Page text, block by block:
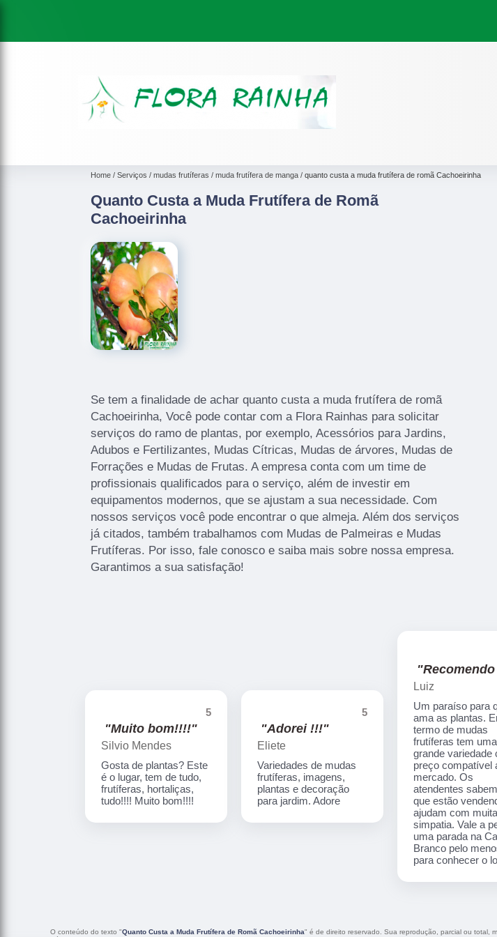
Home Serviços mudas frutíferas muda frutífera de manga quanto custa a muda frutífera de romã Cachoeirinha
Quanto Custa a Muda Frutífera de Romã
Cachoeirinha
Se tem a finalidade de achar quanto custa a muda frutífera de romã
Cachoeirinha, Você pode contar com a Flora Rainhas para solicitar
serviços do ramo de plantas, por exemplo, Acessórios para Jardins,
Adubos e Fertilizantes, Mudas Cítricas, Mudas de árvores, Mudas de
Forrações e Mudas de Frutas. A empresa conta com um time de
profissionais qualificados para o serviço, além de investir em
equipamentos modernos, que se ajustam a sua necessidade. Com
nossos serviços você pode encontrar o que almeja. Além dos serviços
já citados, também trabalhamos com Mudas de Palmeiras e Mudas
Frutíferas. Por isso, fale conosco e saiba mais sobre nossa empresa.
Garantimos a sua satisfação!
5
"Muito bom!!!!"
Silvio Mendes
Gosta de plantas? Este
é o lugar, tem de tudo,
frutíferas, hortaliças,
tudo!!!! Muito bom!!!!
5
"Adorei !!!"
Eliete
Variedades de mudas
frutíferas, imagens,
plantas e decoração
para jardim. Adore
Luiz
Um paraíso para
ama as plantas.
termo de mudas
frutíferas tem uma
grande variedade
preço compatível
mercado. Os
atendentes
que estão
ajudam com muita
simpatia. Vale a
uma parada na
Branco pelo
para conhecer o
O conteúdo do texto "Quanto Custa a Muda Frutífera de Romã Cachoeirinha" é de direito reservado. Sua reprodução, parcial ou total,